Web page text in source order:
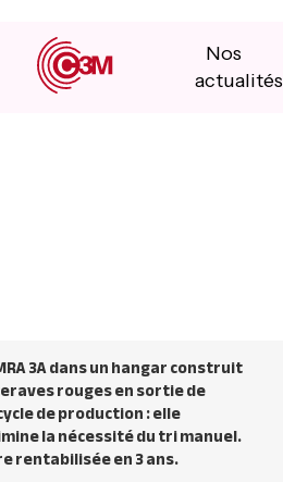
Nos
actualités
3A dans un hangar construit
rouges en sortie de
de production : elle
la nécessité du tri manuel.
rentabilisée en 3 ans.